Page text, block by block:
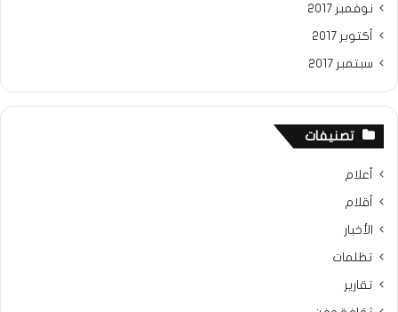
نوفمبر 2017
أكتوبر 2017
سبتمبر 2017
تصنيفات
أعلام
أقلام
الأخبار
تظلمات
تقارير